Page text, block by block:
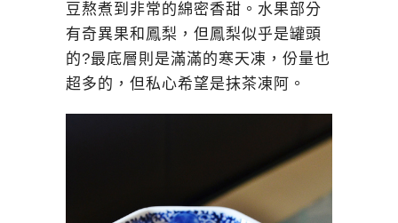
豆熬煮到非常的綿密香甜。水果部分
有奇異果和鳳梨，但鳳梨似乎是罐頭
的?最底層則是滿滿的寒天凍，份量也
超多的，但私心希望是抹茶凍阿。